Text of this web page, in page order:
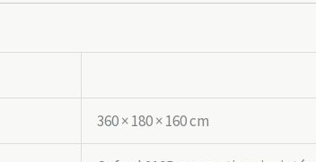
360 × 180 × 160 cm